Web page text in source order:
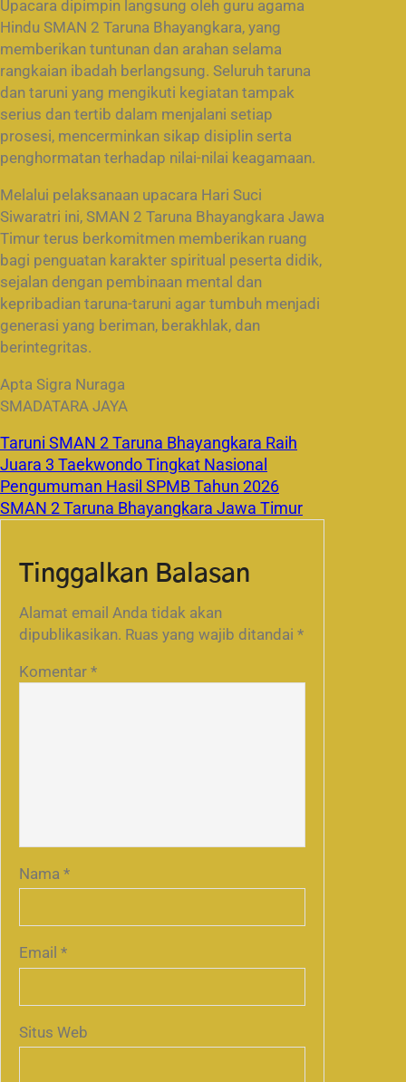
Upacara dipimpin langsung oleh guru agama
Hindu SMAN 2 Taruna Bhayangkara, yang
memberikan tuntunan dan arahan selama
rangkaian ibadah berlangsung. Seluruh taruna
dan taruni yang mengikuti kegiatan tampak
serius dan tertib dalam menjalani setiap
prosesi, mencerminkan sikap disiplin serta
penghormatan terhadap nilai-nilai keagamaan.
Melalui pelaksanaan upacara Hari Suci
Siwaratri ini, SMAN 2 Taruna Bhayangkara Jawa
Timur terus berkomitmen memberikan ruang
bagi penguatan karakter spiritual peserta didik,
sejalan dengan pembinaan mental dan
kepribadian taruna-taruni agar tumbuh menjadi
generasi yang beriman, berakhlak, dan
berintegritas.
Apta Sigra Nuraga
SMADATARA JAYA
Taruni SMAN 2 Taruna Bhayangkara Raih
Juara 3 Taekwondo Tingkat Nasional
Pengumuman Hasil SPMB Tahun 2026
SMAN 2 Taruna Bhayangkara Jawa Timur
Tinggalkan Balasan
Alamat email Anda tidak akan
dipublikasikan. Ruas yang wajib ditandai *
Komentar *
Nama *
Email *
Situs Web